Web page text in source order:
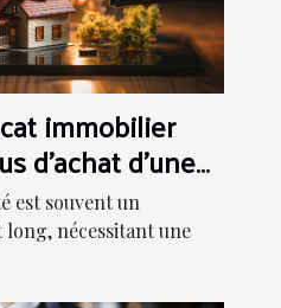
immobilier
d'achat d'une
est souvent un
long, nécessitant une